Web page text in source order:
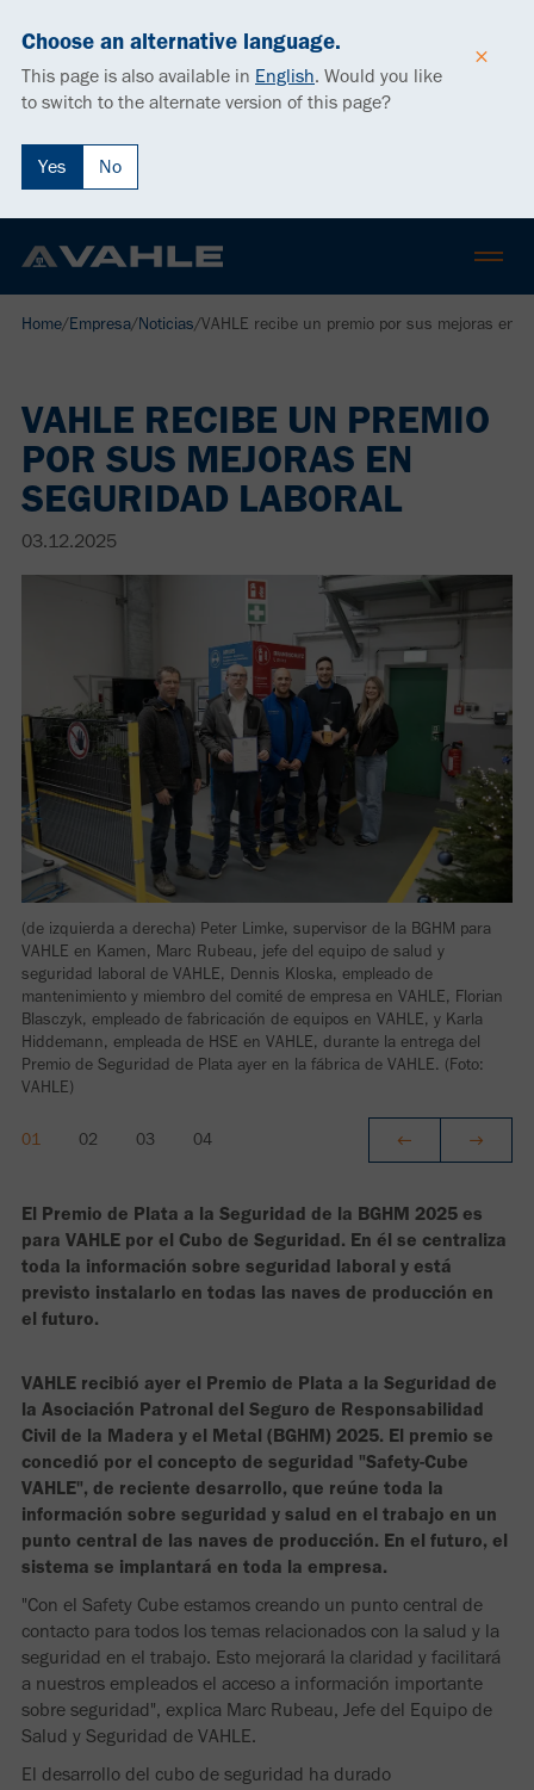
Choose an alternative language.
This page is also available in English. Would you like
to switch to the alternate version of this page?
Yes No
Home/Empresa/Noticias/VAHLE recibe un premio por sus mejoras en
VAHLE RECIBE UN PREMIO
POR SUS MEJORAS EN
SEGURIDAD LABORAL
03.12.2025
(de izquierda a derecha) Peter Limke, supervisor de la BGHM para
VAHLE en Kamen, Marc Rubeau, jefe del equipo de salud y
seguridad laboral de VAHLE, Dennis Kloska, empleado de
mantenimiento y miembro del comité de empresa en VAHLE, Florian
Blasczyk, empleado de fabricación de equipos en VAHLE, y Karla
Hiddemann, empleada de HSE en VAHLE, durante la entrega del
Premio de Seguridad de Plata ayer en la fábrica de VAHLE. (Foto:
VAHLE)
El Premio de Plata a la Seguridad de la BGHM 2025 es
para VAHLE por el Cubo de Seguridad. En él se centraliza
toda la información sobre seguridad laboral y está
previsto instalarlo en todas las naves de producción en
el futuro.
VAHLE recibió ayer el Premio de Plata a la Seguridad de
la Asociación Patronal del Seguro de Responsabilidad
Civil de la Madera y el Metal (BGHM) 2025. El premio se
concedió por el concepto de seguridad "Safety-Cube
VAHLE", de reciente desarrollo, que reúne toda la
información sobre seguridad y salud en el trabajo en un
punto central de las naves de producción. En el futuro, el
sistema se implantará en toda la empresa.
"Con el Safety Cube estamos creando un punto central de
contacto para todos los temas relacionados con la salud y la
seguridad en el trabajo. Esto mejorará la claridad y facilitará
a nuestros empleados el acceso a información importante
sobre seguridad", explica Marc Rubeau, Jefe del Equipo de
Salud y Seguridad de VAHLE.
El desarrollo del cubo de seguridad ha durado